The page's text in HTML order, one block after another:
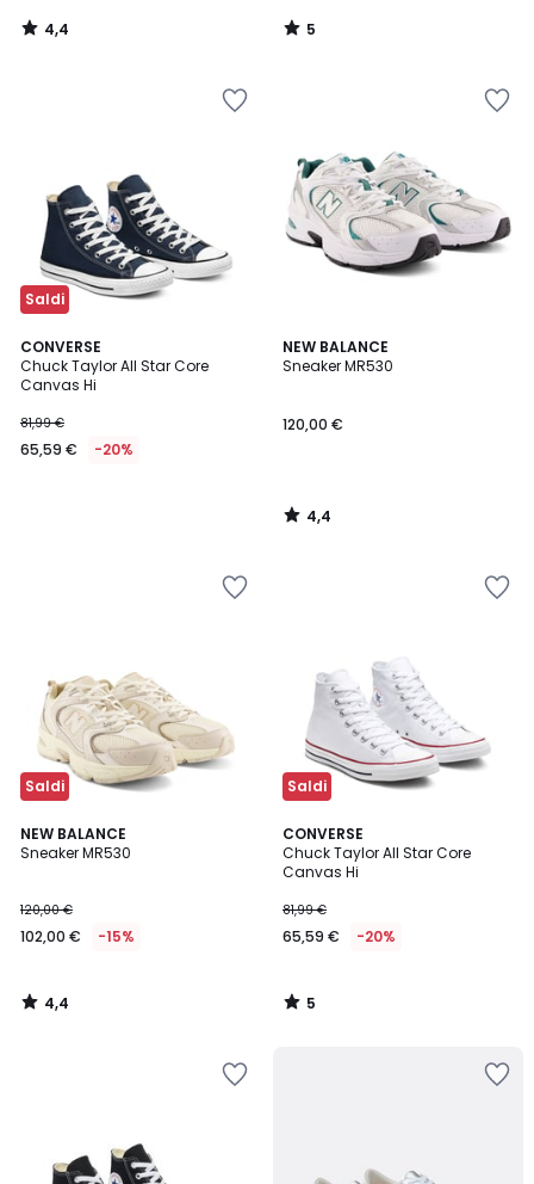
4,4
/
5
/
Saldi
CONVERSE
Chuck Taylor All Star Core
Canvas Hi
81,99 €
65,59 € -20%
NEW BALANCE
Sneaker MR530
120,00 €
4,4
/ 5
4,4
/
Saldi
NEW BALANCE
Sneaker MR530
120,00 €
102,00 € -15%
4,4
/ 5
4,4
/
Saldi
CONVERSE
Chuck Taylor All Star Core
Canvas Hi
81,99 €
65,59 € -20%
5
/
5
5
/